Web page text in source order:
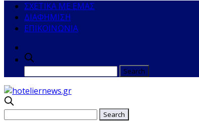
ΣΧΕΤΙΚΑ ΜΕ ΕΜΑΣ
ΔΙΑΦΗΜΙΣΗ
ΕΠΙΚΟΙΝΩΝΙΑ